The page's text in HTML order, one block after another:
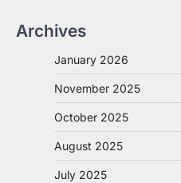
Archives
January 2026
November 2025
October 2025
August 2025
July 2025